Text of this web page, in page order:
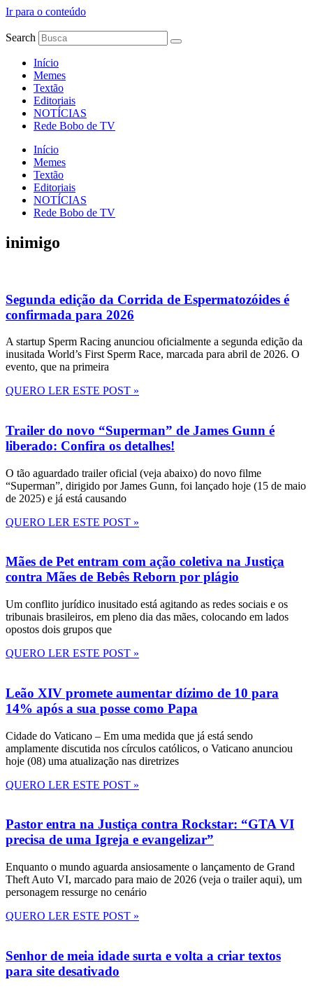
Ir para o conteúdo
Search
Início
Memes
Textão
Editoriais
NOTÍCIAS
Rede Bobo de TV
Início
Memes
Textão
Editoriais
NOTÍCIAS
Rede Bobo de TV
inimigo
Segunda edição da Corrida de Espermatozóides é
confirmada para 2026
A startup Sperm Racing anunciou oficialmente a segunda edição da
inusitada World’s First Sperm Race, marcada para abril de 2026. O
evento, que na primeira
QUERO LER ESTE POST »
Trailer do novo “Superman” de James Gunn é
liberado: Confira os detalhes!
O tão aguardado trailer oficial (veja abaixo) do novo filme
“Superman”, dirigido por James Gunn, foi lançado hoje (15 de maio
de 2025) e já está causando
QUERO LER ESTE POST »
Mães de Pet entram com ação coletiva na Justiça
contra Mães de Bebês Reborn por plágio
Um conflito jurídico inusitado está agitando as redes sociais e os
tribunais brasileiros, em pleno dia das mães, colocando em lados
opostos dois grupos que
QUERO LER ESTE POST »
Leão XIV promete aumentar dízimo de 10 para
14% após a sua posse como Papa
Cidade do Vaticano – Em uma medida que já está sendo
amplamente discutida nos círculos católicos, o Vaticano anunciou
hoje (08) uma atualização nas diretrizes
QUERO LER ESTE POST »
Pastor entra na Justiça contra Rockstar: “GTA VI
precisa de uma Igreja e evangelizar”
Enquanto o mundo aguarda ansiosamente o lançamento de Grand
Theft Auto VI, marcado para maio de 2026 (veja o trailer aqui), um
personagem ressurge no cenário
QUERO LER ESTE POST »
Senhor de meia idade surta e volta a criar textos
para site desativado